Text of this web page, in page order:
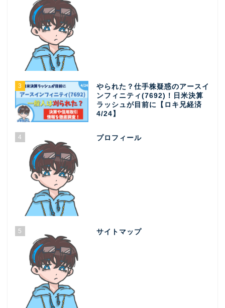
3
やられた？仕手株疑惑のアースイ
ンフィニティ(7692)！日米決算
ラッシュが目前に【ロキ兄経済
4/24】
4 プロフィール
5 サイトマップ